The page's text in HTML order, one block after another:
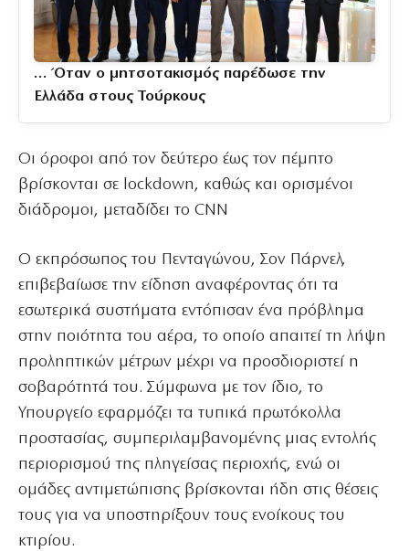
… Όταν ο μητσοτακισμός παρέδωσε την
Ελλάδα στους Τούρκους
Οι όροφοι από τον δεύτερο έως τον πέμπτο
βρίσκονται σε lockdown, καθώς και ορισμένοι
διάδρομοι, μεταδίδει το CNN
Ο εκπρόσωπος του Πενταγώνου, Σον Πάρνελ,
επιβεβαίωσε την είδηση αναφέροντας ότι τα
εσωτερικά συστήματα εντόπισαν ένα πρόβλημα
στην ποιότητα του αέρα, το οποίο απαιτεί τη λήψη
προληπτικών μέτρων μέχρι να προσδιοριστεί η
σοβαρότητά του. Σύμφωνα με τον ίδιο, το
Υπουργείο εφαρμόζει τα τυπικά πρωτόκολλα
προστασίας, συμπεριλαμβανομένης μιας εντολής
περιορισμού της πληγείσας περιοχής, ενώ οι
ομάδες αντιμετώπισης βρίσκονται ήδη στις θέσεις
τους για να υποστηρίξουν τους ενοίκους του
κτιρίου.